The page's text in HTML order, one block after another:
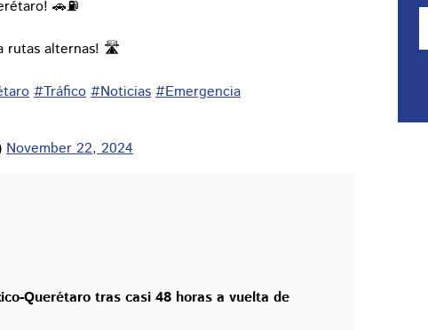
🚗⛽
rutas alternas! 🛣️
#Tráfico #Noticias #Emergencia
November 22, 2024
Querétaro tras casi 48 horas a vuelta de